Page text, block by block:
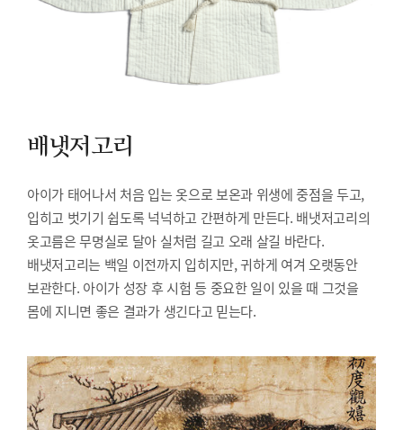
배냇저고리
아이가 태어나서 처음 입는 옷으로 보온과 위생에 중점을 두고,
입히고 벗기기 쉽도록 넉넉하고 간편하게 만든다. 배냇저고리의
옷고름은 무명실로 달아 실처럼 길고 오래 살길 바란다.
배냇저고리는 백일 이전까지 입히지만, 귀하게 여겨 오랫동안
보관한다. 아이가 성장 후 시험 등 중요한 일이 있을 때 그것을
몸에 지니면 좋은 결과가 생긴다고 믿는다.